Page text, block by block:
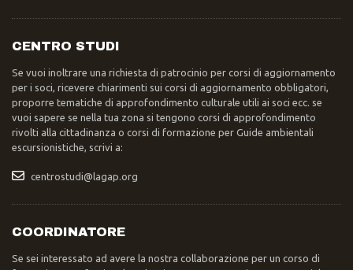
CENTRO STUDI
Se vuoi inoltrare una richiesta di patrocinio per corsi di aggiornamento
per i soci, ricevere chiarimenti sui corsi di aggiornamento obbligatori,
proporre tematiche di approfondimento culturale utili ai soci ecc. se
vuoi sapere se nella tua zona si tengono corsi di approfondimento
rivolti alla cittadinanza o corsi di formazione per Guide ambientali
escursionistiche, scrivi a:
centrostudi@lagap.org
COORDINATORE
Se sei interessato ad avere la nostra collaborazione per un corso di